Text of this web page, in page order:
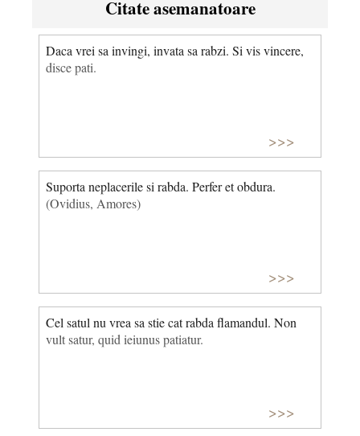
Citate asemanatoare
Daca vrei sa invingi, invata sa rabzi. Si vis vincere,
disce pati.
>>>
Suporta neplacerile si rabda. Perfer et obdura.
(Ovidius, Amores)
>>>
Cel satul nu vrea sa stie cat rabda flamandul. Non
vult satur, quid ieiunus patiatur.
>>>